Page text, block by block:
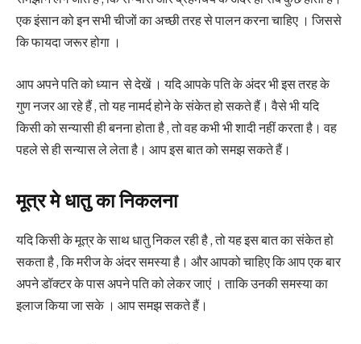
एक इंसान को इन सभी चीजों का अच्छी तरह से पालन करना चाहिए । जिससे
कि फायदा जरूर होगा ।
आप अपने पति को ध्यान से देखें । यदि आपके पति के अंदर भी इस तरह के
गुण नजर आ रहे हैं , तो यह नामर्द होने के संकेत हो सकते हैं। वैसे भी यदि
किसी को सन्यासी ही बनना होता है , तो वह कभी भी शादी नहीं करता है। वह
पहले से ही सन्यास ले लेता है। आप इस बात को समझ सकते हैं।
मूत्र मे धातु का निकलना
यदि किसी के मूत्र के साथ धातु निकल रही है , तो यह इस बात का संकेत हो
सकता है , कि मरीज के अंदर समस्या है। और आपको चाहिए कि आप एक बार
अपने डॉक्टर के पास अपने पति को लेकर जाएं । ताकि उनकी समस्या का
इलाज किया जा सके । आप समझ सकते हैं।